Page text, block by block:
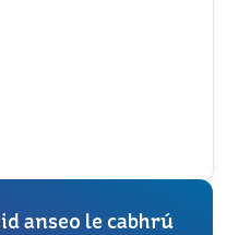
anseo le cabhrú